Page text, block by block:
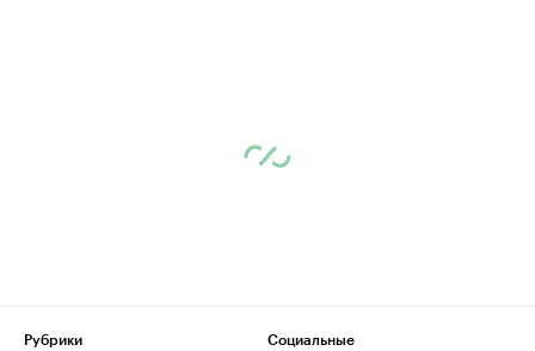
Рубрики
Социальные